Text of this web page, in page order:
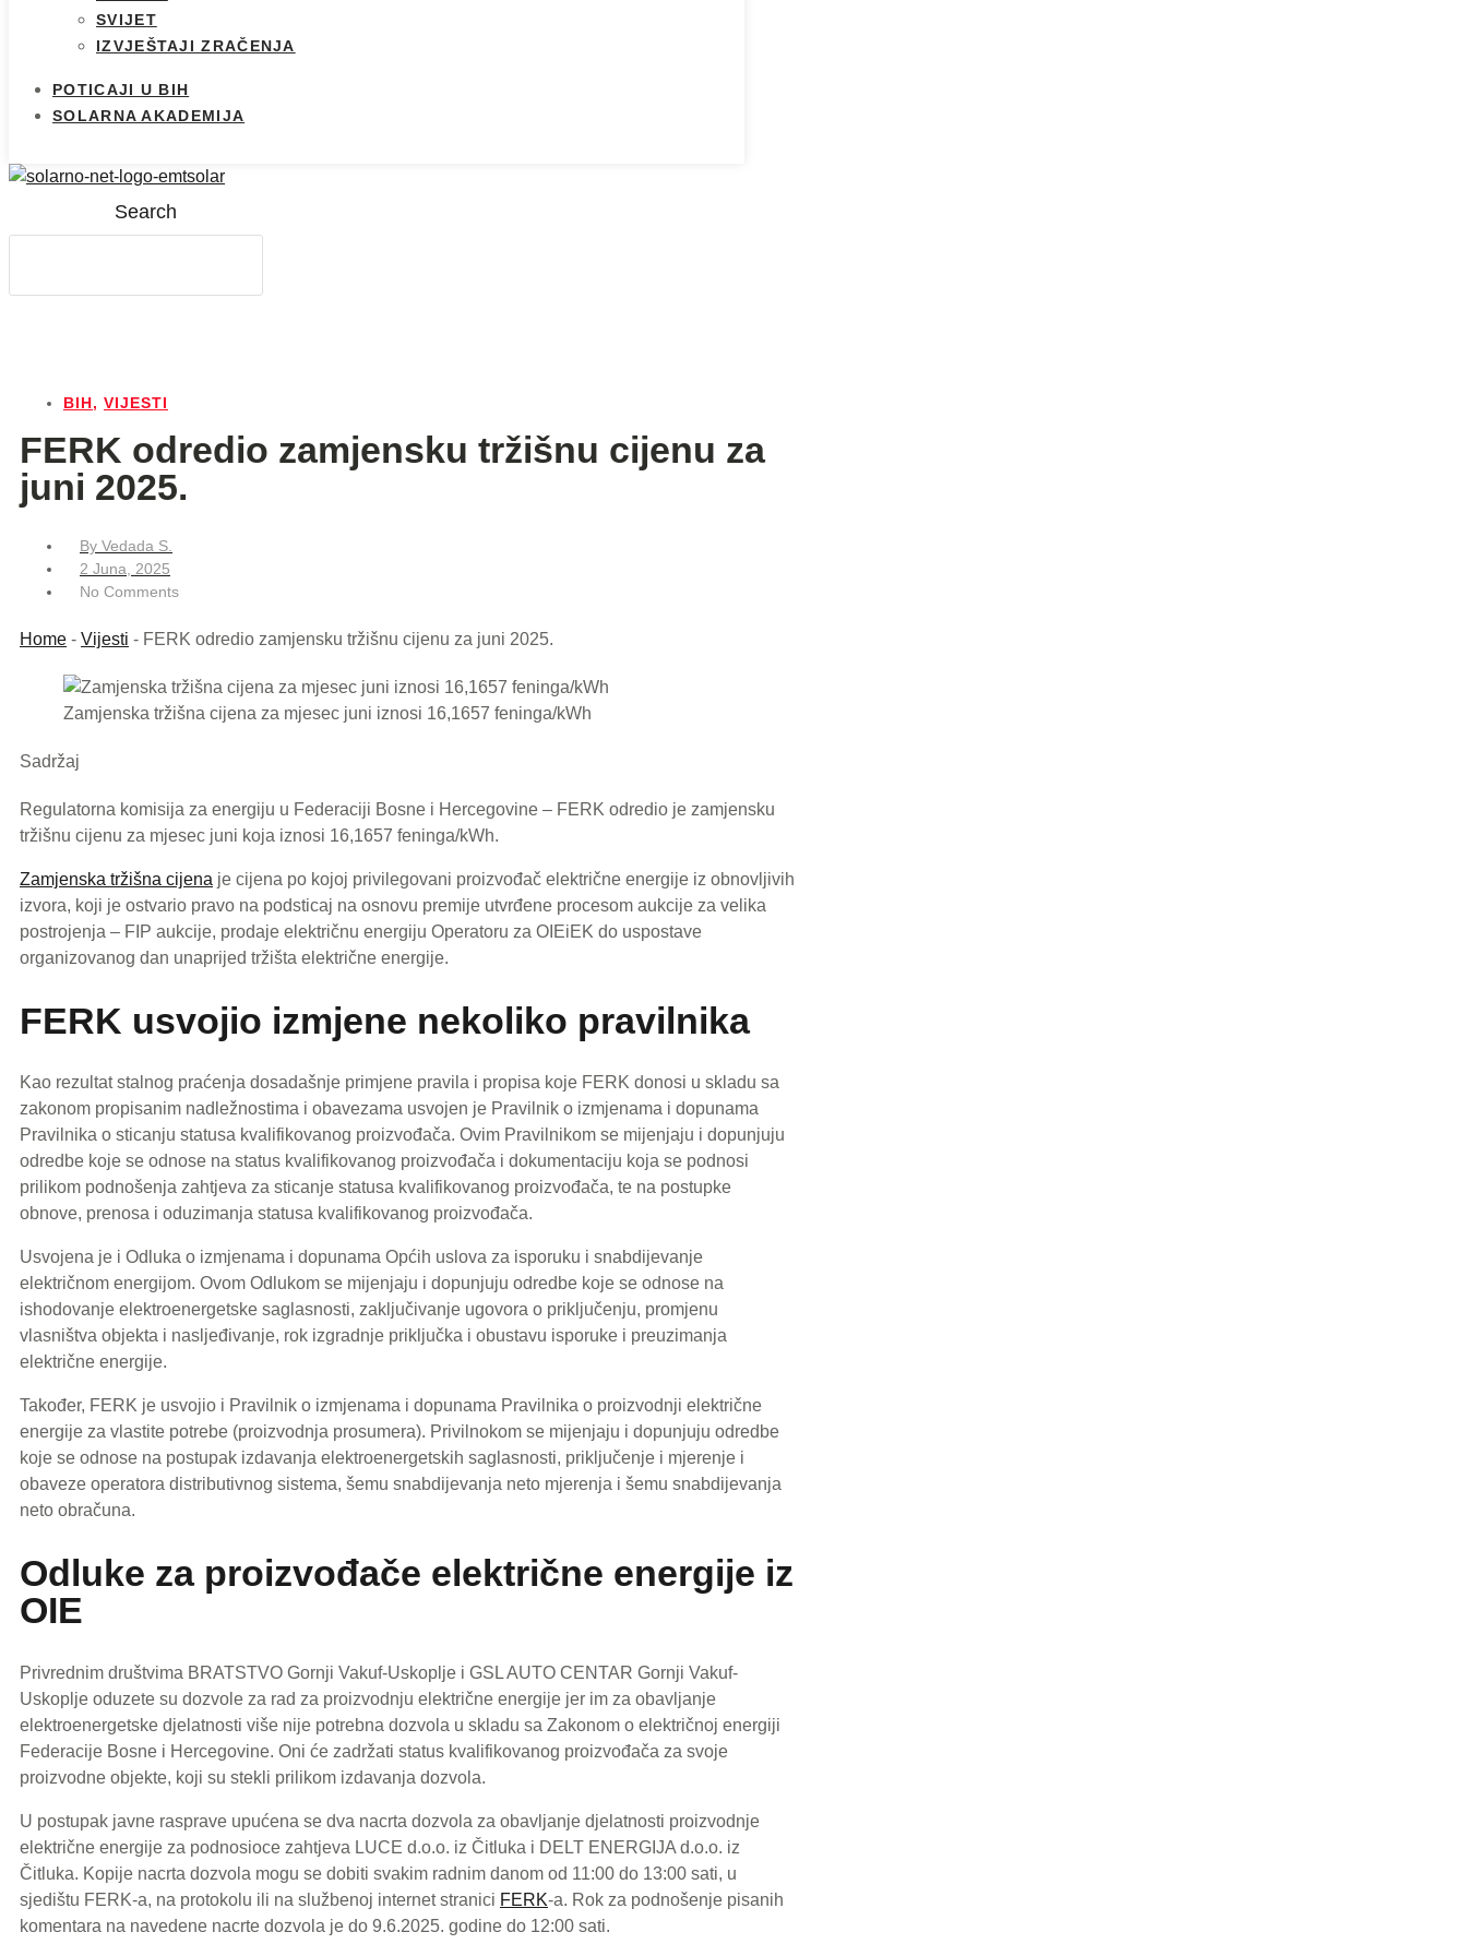
SVIJET
IZVJEŠTAJI ZRAČENJA
POTICAJI U BIH
SOLARNA AKADEMIJA
Search
BIH, VIJESTI
FERK odredio zamjensku tržišnu cijenu za
juni 2025.
By Vedada S.
2 Juna, 2025
No Comments
Home - Vijesti - FERK odredio zamjensku tržišnu cijenu za juni 2025.
Zamjenska tržišna cijena za mjesec juni iznosi 16,1657 feninga/kWh
Sadržaj
Regulatorna komisija za energiju u Federaciji Bosne i Hercegovine – FERK odredio je zamjensku
tržišnu cijenu za mjesec juni koja iznosi 16,1657 feninga/kWh.
Zamjenska tržišna cijena je cijena po kojoj privilegovani proizvođač električne energije iz obnovljivih
izvora, koji je ostvario pravo na podsticaj na osnovu premije utvrđene procesom aukcije za velika
postrojenja – FIP aukcije, prodaje električnu energiju Operatoru za OIEiEK do uspostave
organizovanog dan unaprijed tržišta električne energije.
FERK usvojio izmjene nekoliko pravilnika
Kao rezultat stalnog praćenja dosadašnje primjene pravila i propisa koje FERK donosi u skladu sa
zakonom propisanim nadležnostima i obavezama usvojen je Pravilnik o izmjenama i dopunama
Pravilnika o sticanju statusa kvalifikovanog proizvođača. Ovim Pravilnikom se mijenjaju i dopunjuju
odredbe koje se odnose na status kvalifikovanog proizvođača i dokumentaciju koja se podnosi
prilikom podnošenja zahtjeva za sticanje statusa kvalifikovanog proizvođača, te na postupke
obnove, prenosa i oduzimanja statusa kvalifikovanog proizvođača.
Usvojena je i Odluka o izmjenama i dopunama Općih uslova za isporuku i snabdijevanje
električnom energijom. Ovom Odlukom se mijenjaju i dopunjuju odredbe koje se odnose na
ishodovanje elektroenergetske saglasnosti, zaključivanje ugovora o priključenju, promjenu
vlasništva objekta i nasljeđivanje, rok izgradnje priključka i obustavu isporuke i preuzimanja
električne energije.
Također, FERK je usvojio i Pravilnik o izmjenama i dopunama Pravilnika o proizvodnji električne
energije za vlastite potrebe (proizvodnja prosumera). Privilnokom se mijenjaju i dopunjuju odredbe
koje se odnose na postupak izdavanja elektroenergetskih saglasnosti, priključenje i mjerenje i
obaveze operatora distributivnog sistema, šemu snabdijevanja neto mjerenja i šemu snabdijevanja
neto obračuna.
Odluke za proizvođače električne energije iz
OIE
Privrednim društvima BRATSTVO Gornji Vakuf-Uskoplje i GSL AUTO CENTAR Gornji Vakuf-
Uskoplje oduzete su dozvole za rad za proizvodnju električne energije jer im za obavljanje
elektroenergetske djelatnosti više nije potrebna dozvola u skladu sa Zakonom o električnoj energiji
Federacije Bosne i Hercegovine. Oni će zadržati status kvalifikovanog proizvođača za svoje
proizvodne objekte, koji su stekli prilikom izdavanja dozvola.
U postupak javne rasprave upućena se dva nacrta dozvola za obavljanje djelatnosti proizvodnje
električne energije za podnosioce zahtjeva LUCE d.o.o. iz Čitluka i DELT ENERGIJA d.o.o. iz
Čitluka. Kopije nacrta dozvola mogu se dobiti svakim radnim danom od 11:00 do 13:00 sati, u
sjedištu FERK-a, na protokolu ili na službenoj internet stranici FERK-a. Rok za podnošenje pisanih
komentara na navedene nacrte dozvola je do 9.6.2025. godine do 12:00 sati.